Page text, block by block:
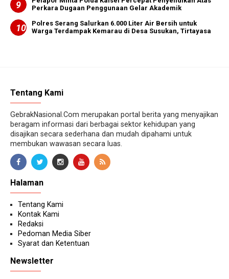
Perkara Dugaan Penggunaan Gelar Akademik
Polres Serang Salurkan 6.000 Liter Air Bersih untuk
Warga Terdampak Kemarau di Desa Susukan, Tirtayasa
Tentang Kami
GebrakNasional.Com merupakan portal berita yang menyajikan
beragam informasi dari berbagai sektor kehidupan yang
disajikan secara sederhana dan mudah dipahami untuk
membukan wawasan secara luas.
Halaman
Tentang Kami
Kontak Kami
Redaksi
Pedoman Media Siber
Syarat dan Ketentuan
Newsletter